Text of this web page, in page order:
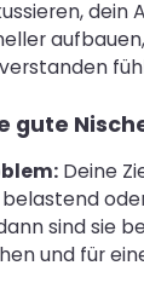
dein
gute
Deine
sind sie
und für